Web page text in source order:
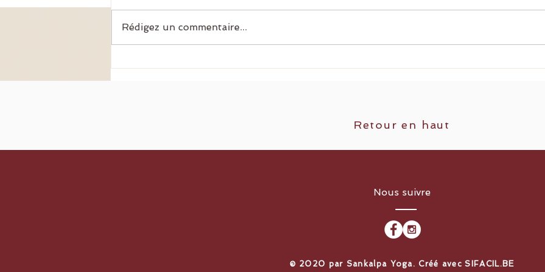
Petit éloge du surf
Rédigez un commentaire...
Retour en haut
Nous suivre
​© 2020 par Sankalpa Yoga. Créé avecSIFACIL.BE